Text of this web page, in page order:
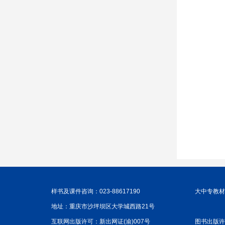
样书及课件咨询：023-88617190 大中专教
地址：重庆市沙坪坝区大学城西路21号
互联网出版许可：新出网证(渝)007号 图书出版